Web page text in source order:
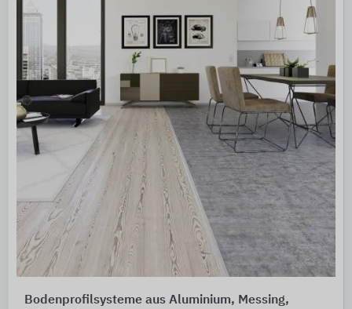
Bodenprofilsysteme aus Aluminium, Messing,